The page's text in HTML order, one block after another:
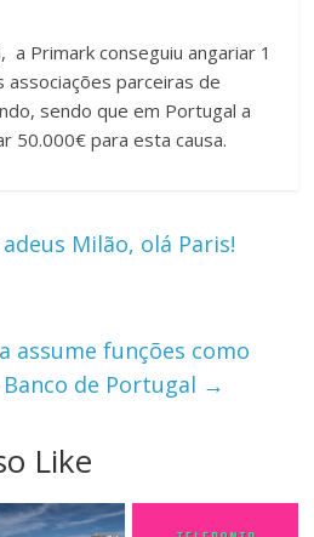
a Primark conseguiu angariar 1
associações parceiras de
sendo que em Portugal a
50.000€ para esta causa.
Milão, olá Paris!
assume funções como
de Portugal →
Like